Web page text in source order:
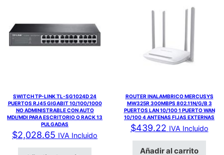
SWITCH TP-LINK TL-SG1024D 24
PUERTOS RJ45 GIGABIT 10/100/1000
NO ADMINISTRABLE CON AUTO
MDI/MDI PARA ESCRITORIO O RACK 13
PULGADAS
$2,028.65 IVA Incluido
ROUTER INALAMBRICO MERCUSYS
MW325R 300MBPS 802.11N/G/B 3
PUERTOS LAN 10/100 1 PUERTO WAN
10/100 4 ANTENAS FIJAS EXTERNAS
$439.22 IVA Incluido
Añadir al carrito